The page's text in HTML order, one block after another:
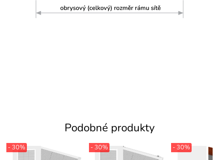
Podobné produkty
- 30% - 30% - 30%